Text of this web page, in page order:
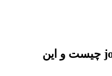
کاربرد identity_key در تعریف jobs چیست و این